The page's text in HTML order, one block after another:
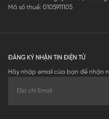
Mã số thuế: 0105911105
ĐĂNG KÝ NHẬN TIN ĐIỆN TỬ
Hãy nhập email của bạn để nhận